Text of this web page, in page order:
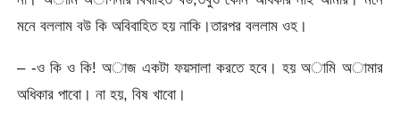
মনে বললাম বউ কি অবিবাহিত হয় নাকি।তারপর বললাম ওহ।
– -ও কি ও কি! অাজ একটা ফয়সালা করতে হবে। হয় অামি অামার
অধিকার পাবো। না হয়, বিষ খাবো।